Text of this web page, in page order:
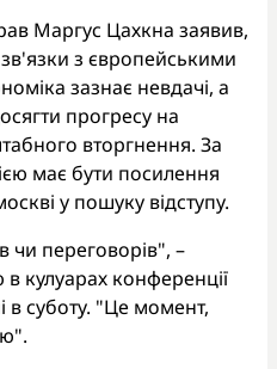
Маргус Цахкна заявив,
з європейськими
зазнає невдачі, а
прогресу на
вторгнення. За
має бути посилення
у пошуку відступу.
чи переговорів", –
кулуарах конференції
в суботу. "Це момент,